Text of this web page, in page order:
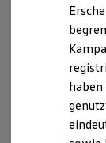
Marke und
R
2 3
Lizenzhinweise